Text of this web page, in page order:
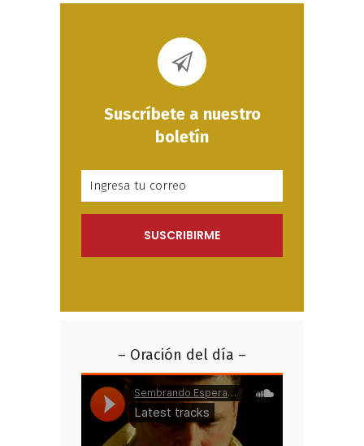
Suscríbete a nuestro
boletín
– Oración del día –